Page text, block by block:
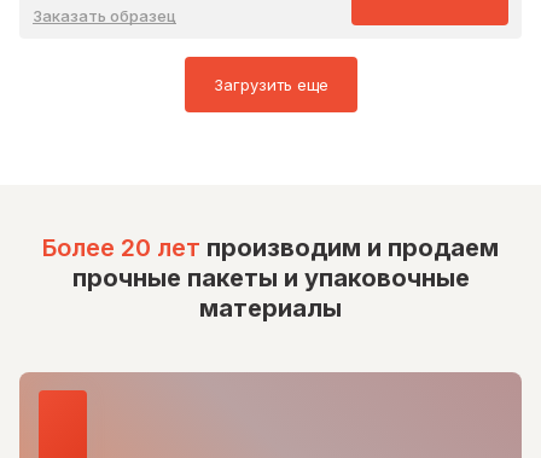
Заказать образец
Загрузить еще
Более 20 лет производим и продаем
прочные пакеты и упаковочные
материалы